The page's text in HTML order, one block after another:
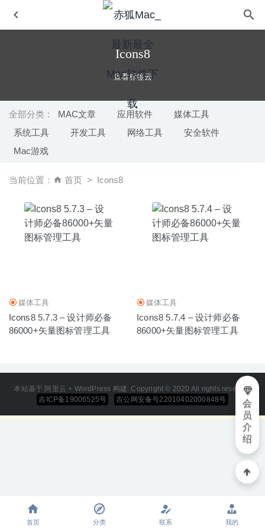
Icons8
查看标签云
全部分类： MAC文章 应用软件
媒体工具
系统工具
开发工具 网络工具
安全软件
Mac游戏
当前位置： 首页 Icons8
媒体工具
Icons8 5.7.3 – 设计师必备
86000+矢量图标管理工具
媒体工具
Icons8 5.7.4 – 设计师必备
86000+矢量图标管理工具
本站基于 阿里云 + WordPress 构建. Copyright © 2020 All rights reserved
吉ICP备19006525号
吉公网安备号22010402000848号
会
员
介
绍
采矿冒险挖掘游戏
One Switch 1.14.2 中文版-MacOS必备万能开关工具
Dock Mate 0.8.7 fix – 应用程序窗口预览工具 2022-01-16
Adobe InCopy 2020 15.0.2(免激活版) for Mac中文版-优秀
的写作编辑协同工具
首页 分类 联系 我的